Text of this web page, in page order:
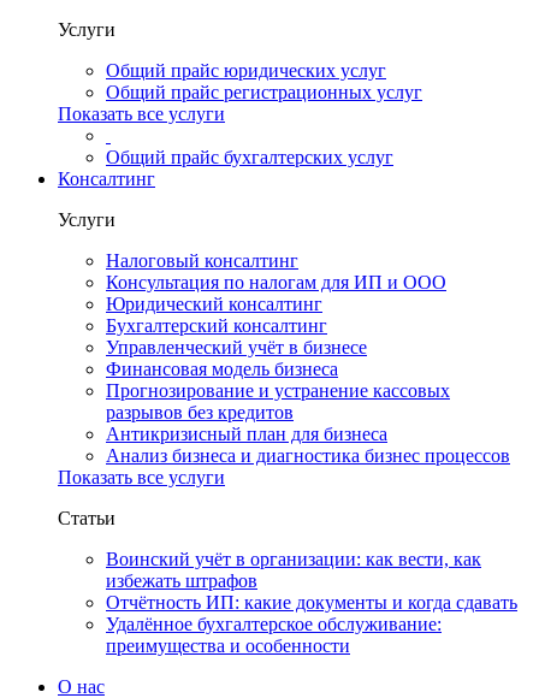
Услуги
Общий прайс юридических услуг
Общий прайс регистрационных услуг
Показать все услуги
Общий прайс бухгалтерских услуг
Консалтинг
Услуги
Налоговый консалтинг
Консультация по налогам для ИП и ООО
Юридический консалтинг
Бухгалтерский консалтинг
Управленческий учёт в бизнесе
Финансовая модель бизнеса
Прогнозирование и устранение кассовых
разрывов без кредитов
Антикризисный план для бизнеса
Анализ бизнеса и диагностика бизнес процессов
Показать все услуги
Статьи
Воинский учёт в организации: как вести, как
избежать штрафов
Отчётность ИП: какие документы и когда сдавать
Удалённое бухгалтерское обслуживание:
преимущества и особенности
О нас